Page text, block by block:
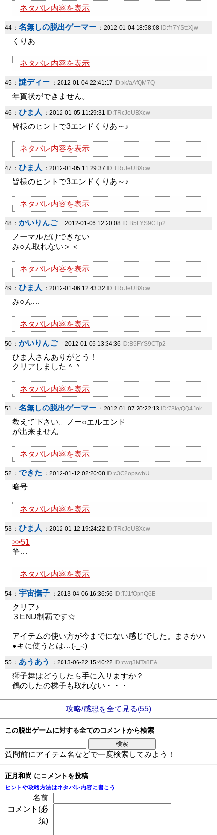
ネタバレ内容を表示
44 ： 名無しの脱出ゲーマー ：2012-01-04 18:58:08 ID:fn7YStcXjw
くりあ
ネタバレ内容を表示
45 ： 謎ディー ：2012-01-04 22:41:17 ID:xk/aAfQM7Q
年賀状ができません。
46 ： ひま人 ：2012-01-05 11:29:31 ID:TRcJeUBXcw
皆様のヒントで3エンドくりあ～♪
ネタバレ内容を表示
47 ： ひま人 ：2012-01-05 11:29:37 ID:TRcJeUBXcw
皆様のヒントで3エンドくりあ～♪
ネタバレ内容を表示
48 ： かいりんご：2012-01-06 12:20:08 ID:B5FYS9OTp2
ノーマルだけできない
み○ん取れない＞＜
ネタバレ内容を表示
49 ： ひま人 ：2012-01-06 12:43:32 ID:TRcJeUBXcw
み○ん…
ネタバレ内容を表示
50 ： かいりんご：2012-01-06 13:34:36 ID:B5FYS9OTp2
ひま人さんありがとう！
クリアしました＾＾
ネタバレ内容を表示
51 ： 名無しの脱出ゲーマー ：2012-01-07 20:22:13 ID:73kyQQ4Jok
教えて下さい。ノー○エルエンド
が出来ません
ネタバレ内容を表示
52 ： できた ：2012-01-12 02:26:08 ID:c3G2opswbU
暗号
ネタバレ内容を表示
53 ： ひま人 ：2012-01-12 19:24:22 ID:TRcJeUBXcw
>>51
筆…
ネタバレ内容を表示
54 ： 宇宙撫子 ：2013-04-06 16:36:56 ID:TJ1fOpnQ6E
クリア♪
３END制覇です☆
アイテムの使い方が今までにない感じでした。まさかハ
●キに使うとは…(-_-;)
55 ： あうあう ：2013-06-22 15:46:22 ID:cwq3MTs8EA
獅子舞はどうしたら手に入りますか？
鶴のしたの梯子も取れない・・・
攻略/感想を全て見る(55)
この脱出ゲームに対する全てのコメントから検索
質問前にアイテム名などで一度検索してみよう！
正月和尚 にコメントを投稿
ヒントや攻略方法はネタバレ内容に書こう
名前
コメント(必
須)